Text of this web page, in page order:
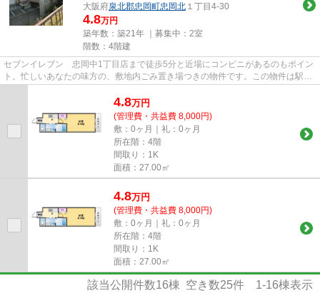
大阪府泉北郡忠岡町忠岡北 １丁目4-30
4.8万円
築年数：築21年 ｜募集中： 2室
階数：4階建
セブンイレブン 忠岡中1丁目店まで徒歩5分と近場にコンビニがあるのもポイン
ト。忙しいあなたの味方の、敷地内ごみ置き場つきの物件です。この物件は駅ま
4.8万円
(管理費・共益費 8,000円)
敷：0ヶ月｜礼：0ヶ月
所在階：4階
間取り：1K
面積：27.00㎡
4.8万円
(管理費・共益費 8,000円)
敷：0ヶ月｜礼：0ヶ月
所在階：4階
間取り：1K
面積：27.00㎡
該当公開件数16棟 空き数25件 1-16棟表示